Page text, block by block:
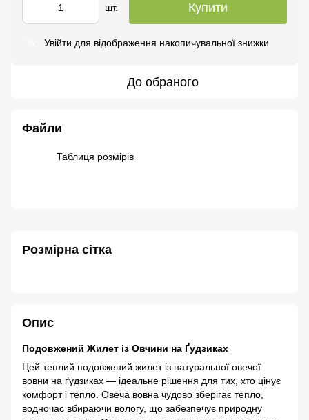
шт. Купити
Увійти для відображення накопичувальної знижки
До обраного
Файли
Таблиця розмірів
Розмірна сітка
Опис
Подовжений Жилет із Овчини на Ґудзиках
Цей теплий подовжений жилет із натуральної овечої
вовни на ґудзиках — ідеальне рішення для тих, хто цінує
комфорт і тепло. Овеча вовна чудово зберігає тепло,
водночас вбираючи вологу, що забезпечує природну